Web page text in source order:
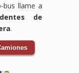
bus llame a
de
.